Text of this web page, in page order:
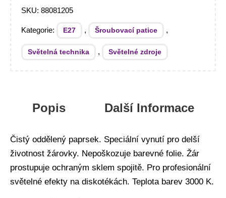
SKU: 88081205
Kategorie: E27 , Šroubovací patice ,
Světelná technika , Světelné zdroje
Popis Další Informace
Čistý oddělený paprsek. Speciální vynutí pro delší
životnost žárovky. Nepoškozuje barevné folie. Žár
prostupuje ochraným sklem spojitě. Pro profesionální
světelné efekty na diskotékách. Teplota barev 3000 K.